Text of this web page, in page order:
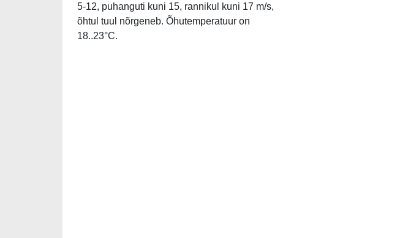
5-12, puhanguti kuni 15, rannikul kuni 17 m/s,
õhtul tuul nõrgeneb. Õhutemperatuur on
18..23°C.